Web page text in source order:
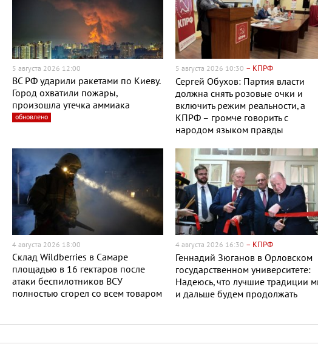
5 августа 2026 12:00
ВС РФ ударили ракетами по Киеву.
Город охватили пожары,
произошла утечка аммиака
обновлено
5 августа 2026 10:30 – КПРФ
Сергей Обухов: Партия власти
должна снять розовые очки и
включить режим реальности, а
КПРФ – громче говорить с
народом языком правды
4 августа 2026 18:00
Склад Wildberries в Самаре
площадью в 16 гектаров после
атаки беспилотников ВСУ
полностью сгорел со всем товаром
4 августа 2026 16:30 – КПРФ
Геннадий Зюганов в Орловском
государственном университете:
Надеюсь, что лучшие традиции
и дальше будем продолжать